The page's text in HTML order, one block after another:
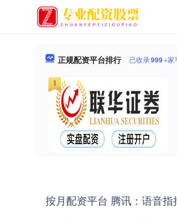
正规配资平台排行 已收录999+家
按月配资平台 腾讯：语音